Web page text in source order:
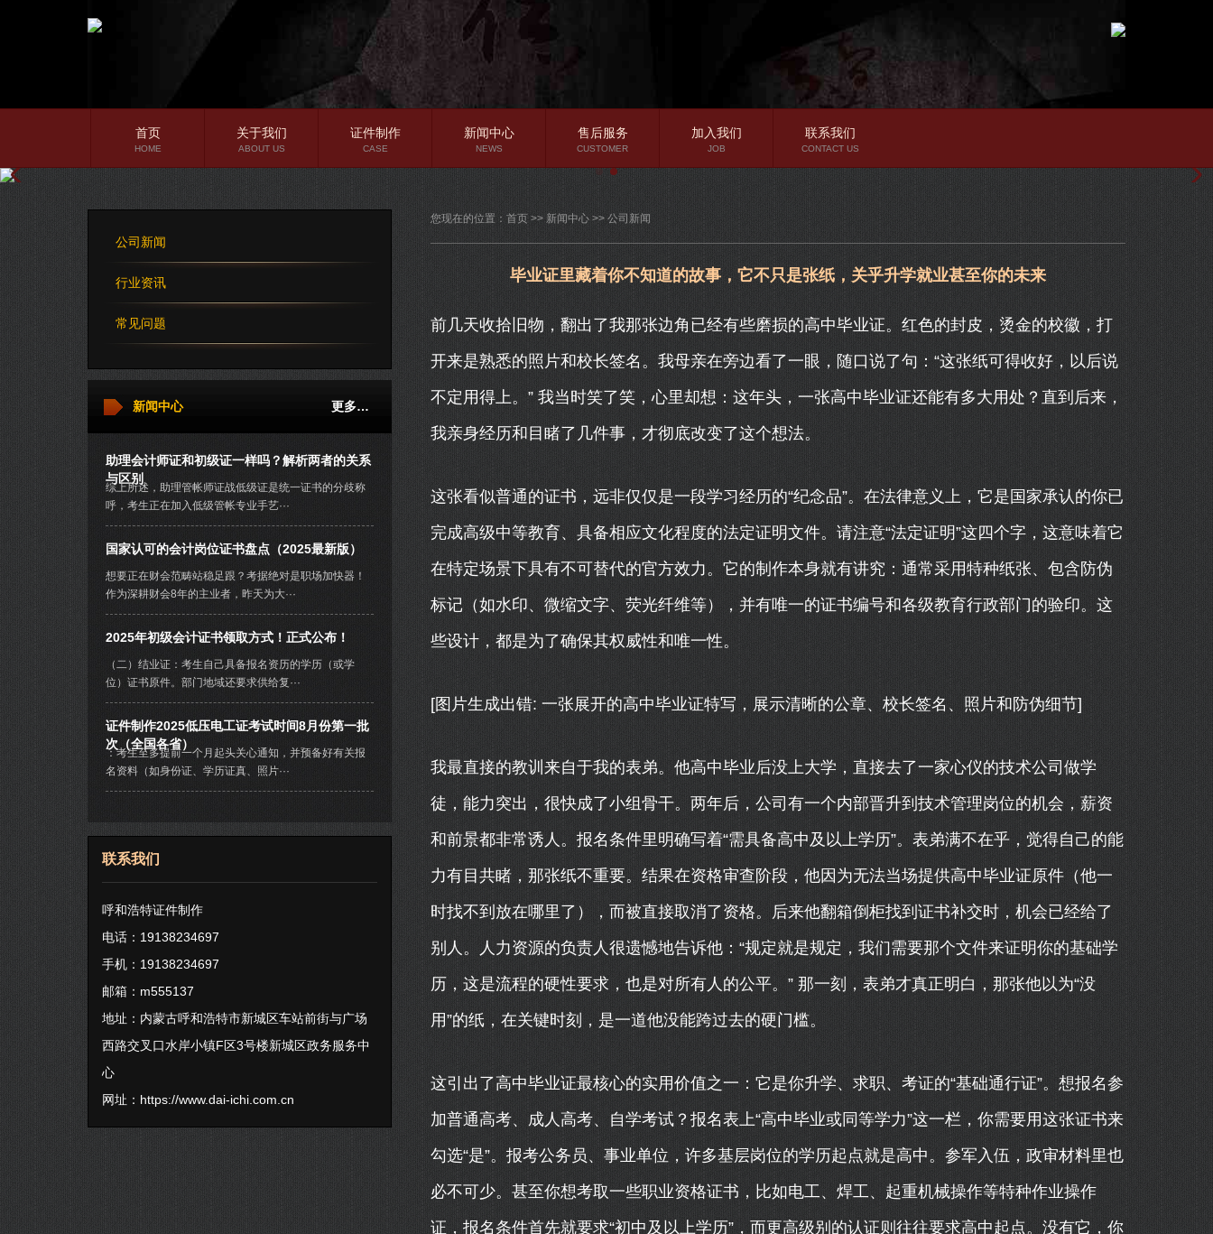
行业资讯
常见问题
首页
HOME
关于我们
ABOUT US
证件制作
CASE
新闻中心
NEWS
售后服务
CUSTOMER
加入我们
JOB
联系我们
CONTACT US
公司新闻
行业资讯
常见问题
更多…
新闻中心
助理会计师证和初级证一样吗？解析两者的关系
与区别
综上所述，助理管帐师证战低级证是统一证书的分歧称
呼，考生正在加入低级管帐专业手艺···
国家认可的会计岗位证书盘点（2025最新版）
想要正在财会范畴站稳足跟？考据绝对是职场加快器！
作为深耕财会8年的主业者，昨天为大···
2025年初级会计证书领取方式！正式公布！
（二）结业证：考生自己具备报名资历的学历（或学
位）证书原件。部门地域还要求供给复···
证件制作2025低压电工证考试时间8月份第一批
次（全国各省）
：考生至多提前一个月起头关心通知，并预备好有关报
名资料（如身份证、学历证真、照片···
联系我们
呼和浩特证件制作
电话：19138234697
手机：19138234697
邮箱：m555137
地址：内蒙古呼和浩特市新城区车站前街与广场
西路交叉口水岸小镇F区3号楼新城区政务服务中
心
网址： https://www.dai-ichi.com.cn
您现在的位置： 首页 >> 新闻中心 >> 公司新闻
毕业证里藏着你不知道的故事，它不只是张纸，关乎升学就业甚至你的未来
前几天收拾旧物，翻出了我那张边角已经有些磨损的高中毕业证。红色的封皮，烫金的校徽，打
开来是熟悉的照片和校长签名。我母亲在旁边看了一眼，随口说了句：“这张纸可得收好，以后说
不定用得上。” 我当时笑了笑，心里却想：这年头，一张高中毕业证还能有多大用处？直到后来，
我亲身经历和目睹了几件事，才彻底改变了这个想法。
这张看似普通的证书，远非仅仅是一段学习经历的“纪念品”。在法律意义上，它是国家承认的你已
完成高级中等教育、具备相应文化程度的法定证明文件。请注意“法定证明”这四个字，这意味着它
在特定场景下具有不可替代的官方效力。它的制作本身就有讲究：通常采用特种纸张、包含防伪
标记（如水印、微缩文字、荧光纤维等），并有唯一的证书编号和各级教育行政部门的验印。这
些设计，都是为了确保其权威性和唯一性。
[图片生成出错: 一张展开的高中毕业证特写，展示清晰的公章、校长签名、照片和防伪细节]
我最直接的教训来自于我的表弟。他高中毕业后没上大学，直接去了一家心仪的技术公司做学
徒，能力突出，很快成了小组骨干。两年后，公司有一个内部晋升到技术管理岗位的机会，薪资
和前景都非常诱人。报名条件里明确写着“需具备高中及以上学历”。表弟满不在乎，觉得自己的能
力有目共睹，那张纸不重要。结果在资格审查阶段，他因为无法当场提供高中毕业证原件（他一
时找不到放在哪里了），而被直接取消了资格。后来他翻箱倒柜找到证书补交时，机会已经给了
别人。人力资源的负责人很遗憾地告诉他：“规定就是规定，我们需要那个文件来证明你的基础学
历，这是流程的硬性要求，也是对所有人的公平。” 那一刻，表弟才真正明白，那张他以为“没
用”的纸，在关键时刻，是一道他没能跨过去的硬门槛。
这引出了高中毕业证最核心的实用价值之一：它是你升学、求职、考证的“基础通行证”。想报名参
加普通高考、成人高考、自学考试？报名表上“高中毕业或同等学力”这一栏，你需要用这张证书来
勾选“是”。报考公务员、事业单位，许多基层岗位的学历起点就是高中。参军入伍，政审材料里也
必不可少。甚至你想考取一些职业资格证书，比如电工、焊工、起重机械操作等特种作业操作
证，报名条件首先就要求“初中及以上学历”，而更高级别的认证则往往要求高中起点。没有它，你